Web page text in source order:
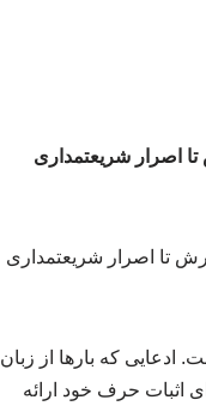
اصرار شریعتمداری
که بارها از زبان
اثبات حرف خود ارائه